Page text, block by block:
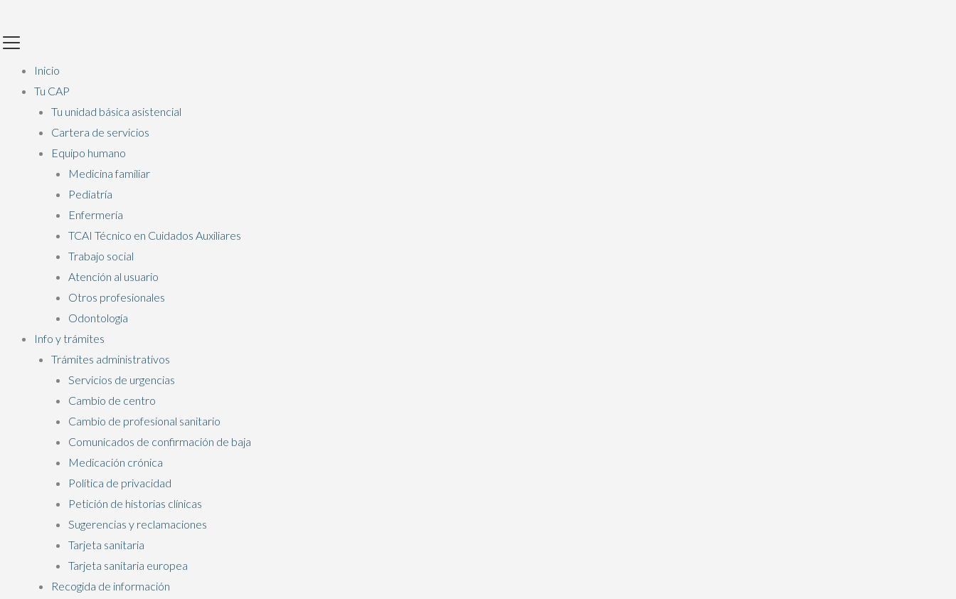
contenido
Inicio
Tu CAP
Tu unidad básica asistencial
Cartera de servicios
Equipo humano
Medicina familiar
Pediatría
Enfermería
TCAI Técnico en Cuidados Auxiliares
Trabajo social
Atención al usuario
Otros profesionales
Odontología
Info y trámites
Trámites administrativos
Servicios de urgencias
Cambio de centro
Cambio de profesional sanitario
Comunicados de confirmación de baja
Medicación crónica
Política de privacidad
Petición de historias clínicas
Sugerencias y reclamaciones
Tarjeta sanitaria
Tarjeta sanitaria europea
Recogida de información